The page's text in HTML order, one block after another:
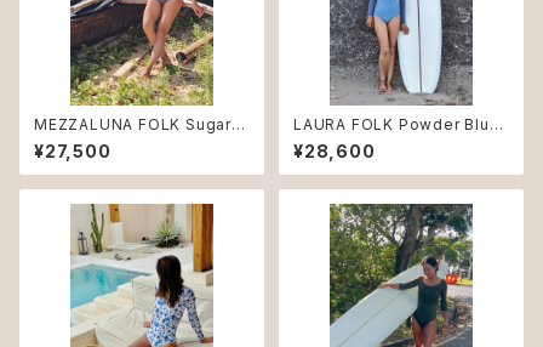
MEZZALUNA FOLK Sugar B
rown VIAGGIO ♻︎
¥27,500
LAURA FOLK Powder Blue
♻︎
¥28,600